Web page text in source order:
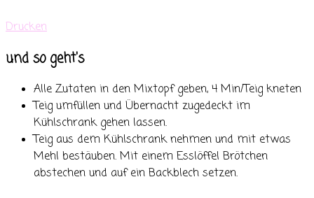
Drucken
und so geht's
Alle Zutaten in den Mixtopf geben, 4 Min/Teig kneten
Teig umfüllen und Übernacht zugedeckt im
Kühlschrank gehen lassen.
Teig aus dem Kühlschrank nehmen und mit etwas
Mehl bestäuben. Mit einem Esslöffel Brötchen
abstechen und auf ein Backblech setzen.